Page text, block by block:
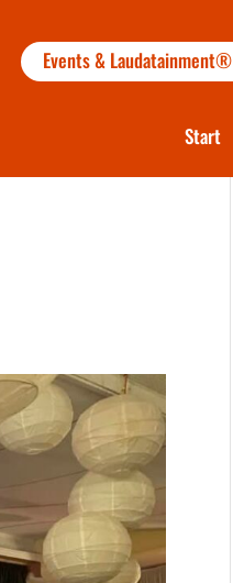
Events & Laudatainment®
Start